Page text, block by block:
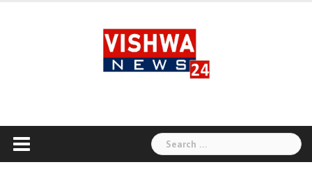
Search
for: